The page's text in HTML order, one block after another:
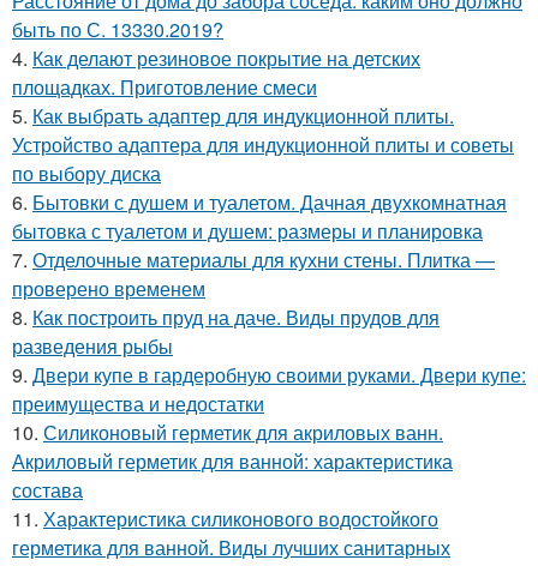
быть по С. 13330.2019?
4. Как делают резиновое покрытие на детских
площадках. Приготовление смеси
5. Как выбрать адаптер для индукционной плиты.
Устройство адаптера для индукционной плиты и советы
по выбору диска
6. Бытовки с душем и туалетом. Дачная двухкомнатная
бытовка с туалетом и душем: размеры и планировка
7. Отделочные материалы для кухни стены. Плитка —
проверено временем
8. Как построить пруд на даче. Виды прудов для
разведения рыбы
9. Двери купе в гардеробную своими руками. Двери купе:
преимущества и недостатки
10. Силиконовый герметик для акриловых ванн.
Акриловый герметик для ванной: характеристика
состава
11. Характеристика силиконового водостойкого
герметика для ванной. Виды лучших санитарных